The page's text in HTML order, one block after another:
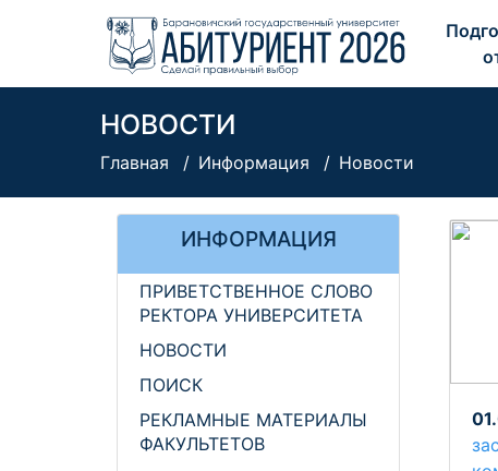
НОВОСТИ
Главная Информация Новости
ИНФОРМАЦИЯ
ПРИВЕТСТВЕННОЕ СЛОВО
РЕКТОРА УНИВЕРСИТЕТА
НОВОСТИ
ПОИСК
РЕКЛАМНЫЕ МАТЕРИАЛЫ
ФАКУЛЬТЕТОВ